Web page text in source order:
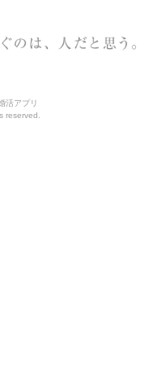
活アプリ
reserved.